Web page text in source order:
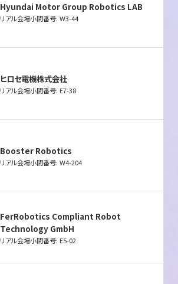
Hyundai Motor Group Robotics LAB
リアル会場小間番号: W3-44
ヒロセ電機株式会社
リアル会場小間番号: E7-38
Booster Robotics
リアル会場小間番号: W4-204
FerRobotics Compliant Robot
Technology GmbH
リアル会場小間番号: E5-02